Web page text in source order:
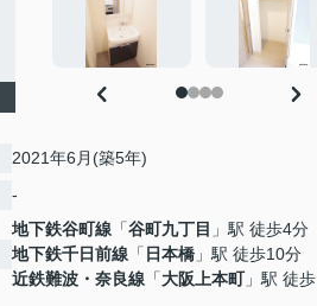
2021年6月(築5年)
-
地下鉄谷町線 「谷町九丁目 」駅 徒歩4分
地下鉄千日前線 「 日本橋 」駅 徒歩10分
近鉄難波・奈良線 「大阪上本町」駅 徒